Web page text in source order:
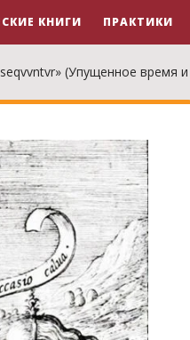
КНИГИ ПРАКТИКИ
(Упущенное время